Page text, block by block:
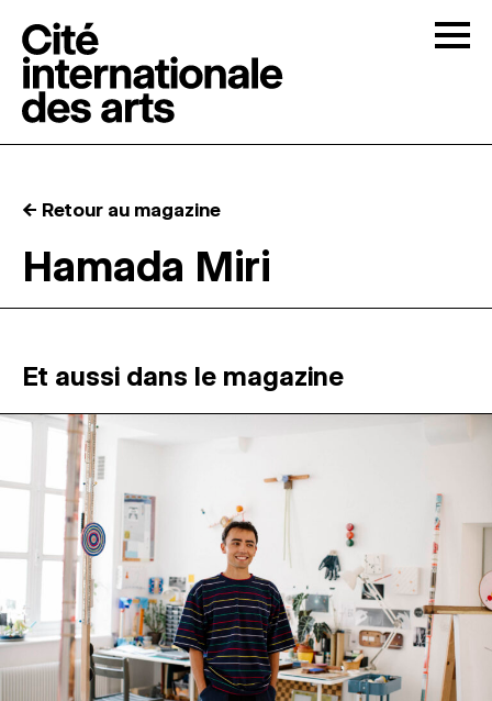
RÉSIDENCES ↓
ATELIERS OUVERTS
PROGRAMMATION
MAGAZINE
ESPACES DE PRATIQUE ARTISTIQUE ↓
Recherche
Connexion
← Retour au magazine
Hamada Miri
Et aussi dans le magazine